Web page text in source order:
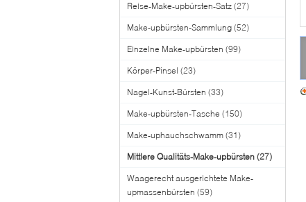
Reise-Make-upbürsten-Satz (27)
Make-upbürsten-Sammlung (52)
Einzelne Make-upbürsten (99)
Körper-Pinsel (23)
Nagel-Kunst-Bürsten (33)
Make-upbürsten-Tasche (150)
Make-uphauchschwamm (31)
Mittlere Qualitäts-Make-upbürsten (27)
Waagerecht ausgerichtete Make-
upmassenbürsten (59)